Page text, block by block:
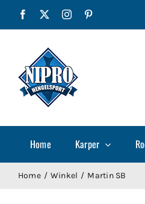
Facebook Instagram
Home Karper
Home Winkel Martin SB